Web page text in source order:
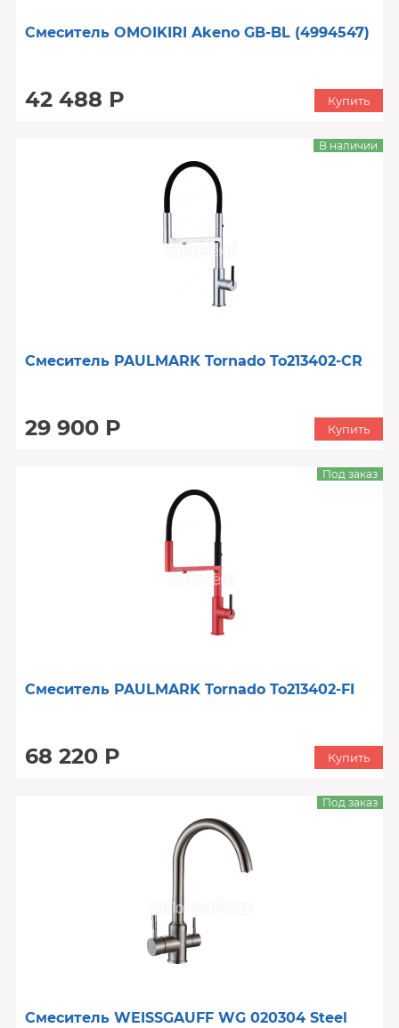
Смеситель OMOIKIRI Akeno GB-BL (4994547)
42 488 Р Купить
Смеситель PAULMARK Tornado To213402-CR
29 900 Р
В наличии
Купить
Смеситель PAULMARK Tornado To213402-FI
68 220 Р
Под заказ
Купить
Смеситель WEISSGAUFF WG 020304 Steel
Под заказ